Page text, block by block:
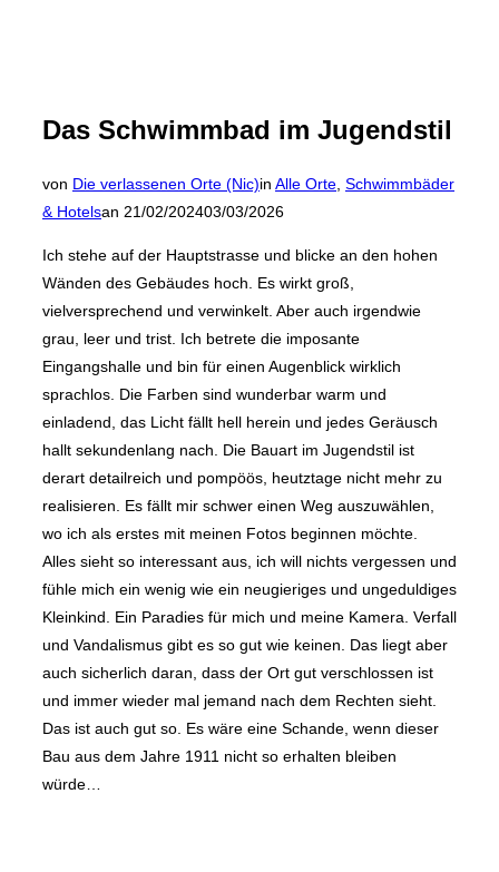
Das Schwimmbad im Jugendstil
von Die verlassenen Orte (Nic)in Alle Orte Schwimmbäder
& Hotelsan Veröffentlicht
21/02/202403/03/2026
Ich stehe auf der Hauptstrasse und blicke an den hohen
Wänden des Gebäudes hoch. Es wirkt groß,
vielversprechend und verwinkelt. Aber auch irgendwie
grau, leer und trist. Ich betrete die imposante
Eingangshalle und bin für einen Augenblick wirklich
sprachlos. Die Farben sind wunderbar warm und
einladend, das Licht fällt hell herein und jedes Geräusch
hallt sekundenlang nach. Die Bauart im Jugendstil ist
derart detailreich und pompöös, heutztage nicht mehr zu
realisieren. Es fällt mir schwer einen Weg auszuwählen,
wo ich als erstes mit meinen Fotos beginnen möchte.
Alles sieht so interessant aus, ich will nichts vergessen und
fühle mich ein wenig wie ein neugieriges und ungeduldiges
Kleinkind. Ein Paradies für mich und meine Kamera. Verfall
und Vandalismus gibt es so gut wie keinen. Das liegt aber
auch sicherlich daran, dass der Ort gut verschlossen ist
und immer wieder mal jemand nach dem Rechten sieht.
Das ist auch gut so. Es wäre eine Schande, wenn dieser
Bau aus dem Jahre 1911 nicht so erhalten bleiben
würde…